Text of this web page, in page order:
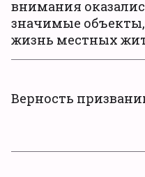
внимания
значимые
жизнь местных
Верность